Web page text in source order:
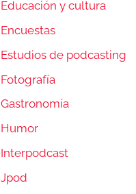
Educación y cultura
Encuestas
Estudios de podcasting
Fotografía
Gastronomía
Humor
Interpodcast
Jpod